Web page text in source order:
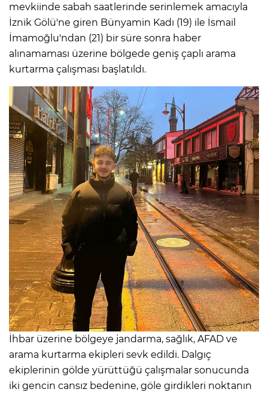
mevkiinde sabah saatlerinde serinlemek amacıyla
İznik Gölü'ne giren Bünyamin Kadı (19) ile İsmail
İmamoğlu'ndan (21) bir süre sonra haber
alınamaması üzerine bölgede geniş çaplı arama
kurtarma çalışması başlatıldı.
İhbar üzerine bölgeye jandarma, sağlık, AFAD ve
arama kurtarma ekipleri sevk edildi. Dalgıç
ekiplerinin gölde yürüttüğü çalışmalar sonucunda
iki gencin cansız bedenine, göle girdikleri noktanın